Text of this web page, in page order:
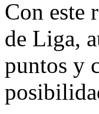
Con este
de Liga,
puntos y